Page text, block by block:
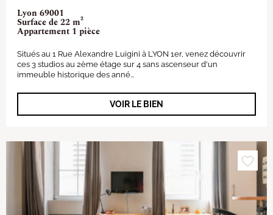
Lyon 69001
Surface de 22 m²
Appartement 1 pièce
Situés au 1 Rue Alexandre Luigini à LYON 1er, venez découvrir
ces 3 studios au 2ème étage sur 4 sans ascenseur d'un
immeuble historique des anné...
VOIR LE BIEN